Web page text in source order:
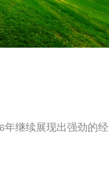
年继续展现出强劲的经